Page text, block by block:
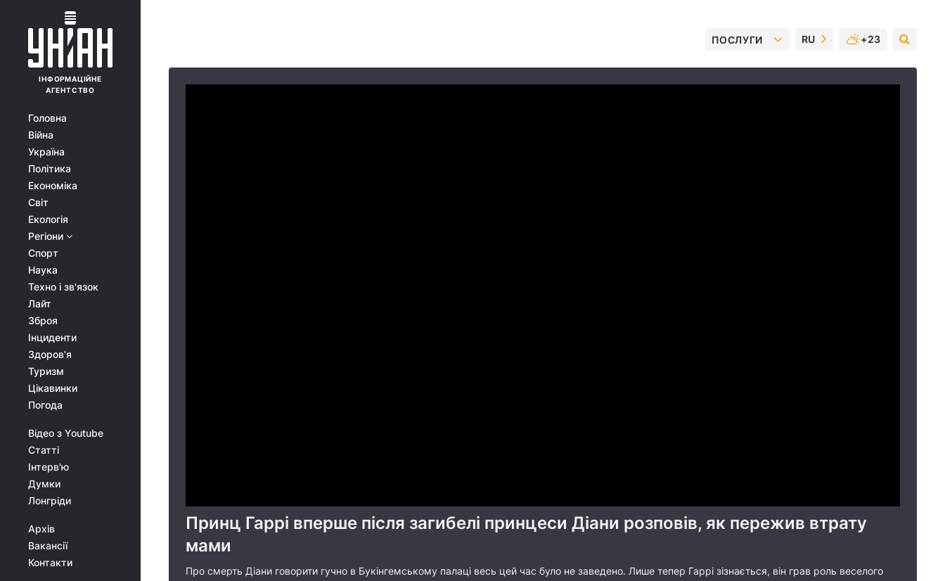
ІНФОРМАЦІЙНЕ
АГЕНТСТВО
Головна
Війна
Україна
Політика
Економіка
Світ
Екологія
Регіони
Спорт
Наука
Техно і зв'язок
Лайт
Зброя
Інциденти
Здоров'я
Туризм
Цікавинки
Погода
Відео з Youtube
Статті
Інтерв'ю
Думки
Лонгріди
Архів
Вакансії
Контакти
ПОСЛУГИ RU +23
Принц Гаррі вперше після загибелі принцеси Діани розповів, як пережив втрату
мами
Про смерть Діани говорити гучно в Букінгемському палаці весь цей час було не заведено. Лише тепер Гаррі зізнається, він грав роль веселого